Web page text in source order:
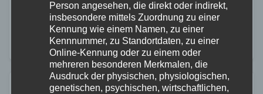
21.07.2026, ein Schlag gegen mutmaßliche Betrüger
gelungen. In Elz wurde ein 17-Jähriger
festgenommen, der im Zusammenhang mit
Betrugsmaschen durch…
Person angesehen, die direkt oder indirekt,
insbesondere mittels Zuordnung zu einer
Kennung wie einem Namen, zu einer
Kennnummer, zu Standortdaten, zu einer
Online-Kennung oder zu einem oder
mehreren besonderen Merkmalen, die
Ausdruck der physischen, physiologischen,
genetischen, psychischen, wirtschaftlichen,